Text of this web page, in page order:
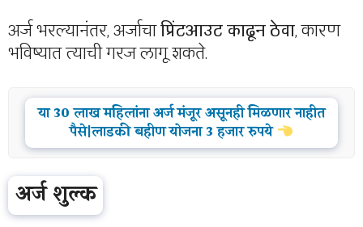
अर्ज भरल्यानंतर, अर्जाचाप्रिंटआउट काढून ठेवा, कारण
भविष्यात त्याची गरज लागू शकते.
या 30 लाख महिलांना अर्ज मंजूर असूनही मिळणार नाहीत
पैसे|लाडकी बहीण योजना 3 हजार रुपये
अर्ज शुल्क